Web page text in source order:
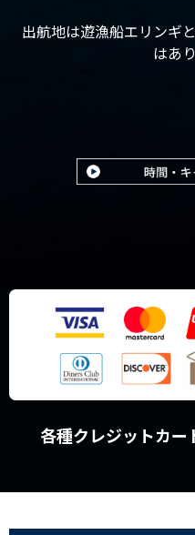
出航地は遊漁船エリンギ
はあ
各種クレジットカ